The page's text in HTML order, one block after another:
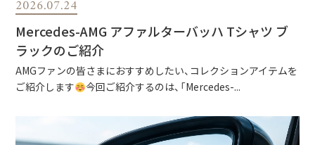
2026.07.24
Mercedes-AMG アファルターバッハ Tシャツ ブ
ラックのご紹介
AMGファンの皆さまにおすすめしたい、コレクションアイテムを
ご紹介します
今回ご紹介するのは、「Mercedes-...